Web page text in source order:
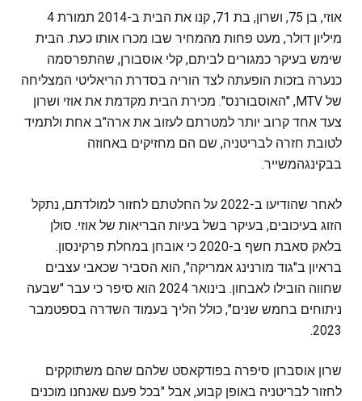
אוזי, בן 75, ושרון, בת 71, קנו את הבית ב-2014 תמורת 4
מיליון דולר, מעט פחות מהמחיר שבו מכרו אותו כעת. הבית
שימש בעיקר כמגורים לביתם, קלי אוסבורן, שהתפרסמה
כנערה בזכות הופעתה לצד הוריה בסדרת הריאליטי המצליחה
של MTV, "האוסבורנס". מכירת הבית מקדמת את אוזי ושרון
צעד אחד קרוב יותר למטרתם לעזוב את ארה"ב אחת ולתמיד
לטובת חזרה לבריטניה, שם הם מחזיקים באחוזה
בבקינגהמשייר.
לאחר שהודיעו ב-2022 על החלטתם לחזור למולדתם, נתקל
הזוג בעיכובים, בעיקר בשל בעיות הבריאות של אוזי. סולן
בלאק סאבת חשף ב-2020 כי אובחן במחלת פרקינסון.
בראיון ב"גוד מורנינג אמריקה", הוא הסביר שכאבי עצבים
שחווה הובילו לאבחון. בינואר 2024 הוא סיפר כי עבר "שבעה
ניתוחים בחמש שנים", כולל הליך בעמוד השדרה בספטמבר
2023.
שרון אוסברון סיפרה בפודקאסט שלהם שהם משתוקקים
לחזור לבריטניה באופן קבוע, אבל "בכל פעם שאנחנו מוכנים